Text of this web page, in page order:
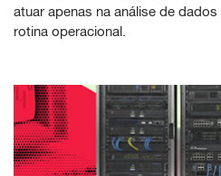
atuar apenas na análise de
rotina operacional.